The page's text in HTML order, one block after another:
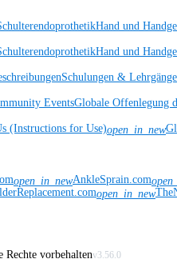
Hand und
Hand und
Schulungen & Lehrgänge
EventsGlobale Offenlegung
(Instructions for Use)open_in_new
open_in_newAnkleSprain.com
open_in_new
vorbehaltenv3.56.0